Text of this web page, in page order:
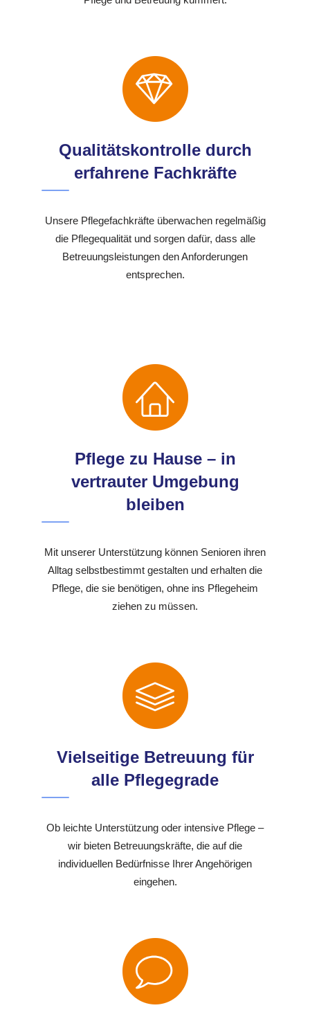
Qualitätskontrolle durch
erfahrene Fachkräfte
Unsere Pflegefachkräfte überwachen regelmäßig
die Pflegequalität und sorgen dafür, dass alle
Betreuungsleistungen den Anforderungen
entsprechen.
Pflege zu Hause – in
vertrauter Umgebung
bleiben
Mit unserer Unterstützung können Senioren ihren
Alltag selbstbestimmt gestalten und erhalten die
Pflege, die sie benötigen, ohne ins Pflegeheim
ziehen zu müssen.
Vielseitige Betreuung für
alle Pflegegrade
Ob leichte Unterstützung oder intensive Pflege –
wir bieten Betreuungskräfte, die auf die
individuellen Bedürfnisse Ihrer Angehörigen
eingehen.